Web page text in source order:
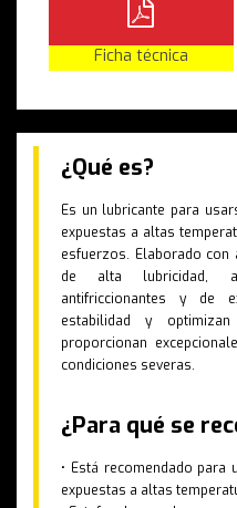
Ficha técnica
¿Qué es?
Es un lubricante para
expuestas a altas
esfuerzos. Elaborado
de alta lubricidad,
antifriccionantes y de
estabilidad y
proporcionan
condiciones severas.
¿Para qué se
• Está recomendado para
expuestas a altas